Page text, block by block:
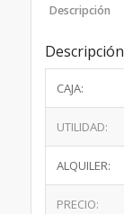
Descripción
Descripción
CAJA:
UTILIDAD:
ALQUILER:
PRECIO: